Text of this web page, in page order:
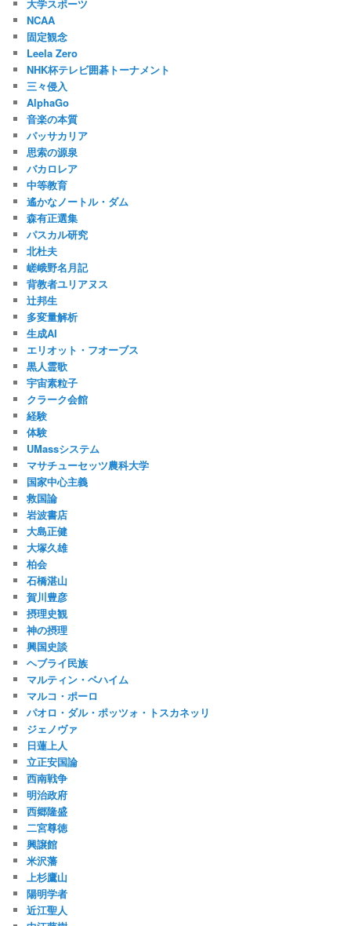
大学スポーツ
NCAA
固定観念
Leela Zero
NHK杯テレビ囲碁トーナメント
三々侵入
AlphaGo
音楽の本質
パッサカリア
思索の源泉
バカロレア
中等教育
遙かなノートル・ダム
森有正選集
パスカル研究
北杜夫
嵯峨野名月記
背教者ユリアヌス
辻邦生
多変量解析
生成AI
エリオット・フオーブス
黒人霊歌
宇宙素粒子
クラーク会館
経験
体験
UMassシステム
マサチューセッツ農科大学
国家中心主義
救国論
岩波書店
大島正健
大塚久雄
柏会
石橋湛山
賀川豊彦
摂理史観
神の摂理
興国史談
ヘブライ民族
マルティン・ベハイム
マルコ・ポーロ
パオロ・ダル・ポッツォ・トスカネッリ
ジェノヴァ
日蓮上人
立正安国論
西南戦争
明治政府
西郷隆盛
二宮尊徳
興譲館
米沢藩
上杉鷹山
陽明学者
近江聖人